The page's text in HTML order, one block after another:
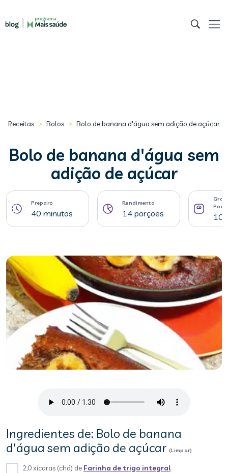
Receitas > Bolos > Bolo de banana d'água sem adição de açúcar
Bolo de banana d'água sem
adição de açúcar
Preparo
40 minutos
Rendimento
14 porçoes
Ingredientes de: Bolo de banana
d'água sem adição de açúcar (Limpar)
2,0 xícaras (chá) de Farinha de trigo integral